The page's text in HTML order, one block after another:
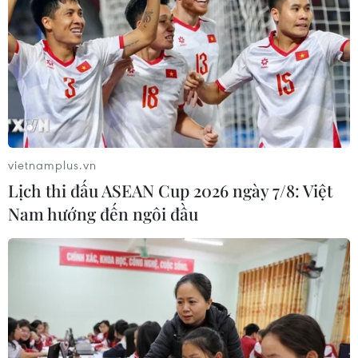
vietnamplus.vn
Lịch thi đấu ASEAN Cup 2026 ngày 7/8: Việt
Nam hướng đến ngôi đầu